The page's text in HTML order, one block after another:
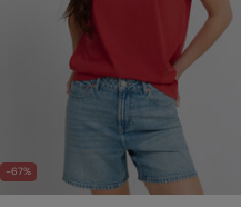
-67%